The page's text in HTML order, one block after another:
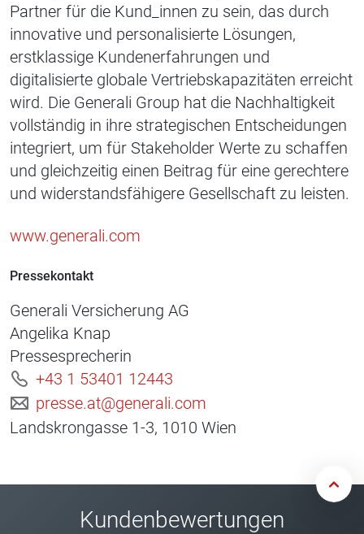
Partner für die Kund_innen zu sein, das durch
innovative und personalisierte Lösungen,
erstklassige Kundenerfahrungen und
digitalisierte globale Vertriebskapazitäten erreicht
wird. Die Generali Group hat die Nachhaltigkeit
vollständig in ihre strategischen Entscheidungen
integriert, um für Stakeholder Werte zu schaffen
und gleichzeitig einen Beitrag für eine gerechtere
und widerstandsfähigere Gesellschaft zu leisten.
www.generali.com
Pressekontakt
Generali Versicherung AG
Angelika Knap
Pressesprecherin
+43 1 53401 12443
presse.at@generali.com
Landskrongasse 1-3, 1010 Wien
Kundenbewertungen